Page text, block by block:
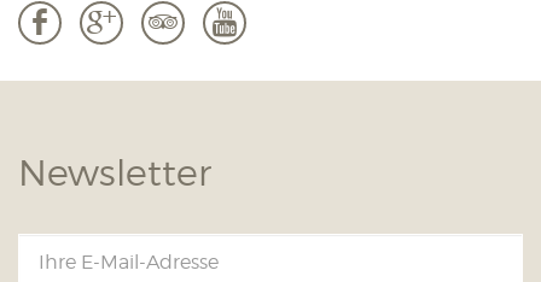
b c 3 r
Newsletter